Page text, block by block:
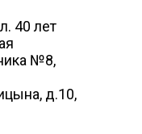
40 лет
№8,
д.10,